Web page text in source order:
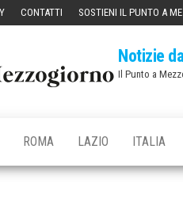
CONTATTI SOSTIENI IL PUNTO A
Notizie
Il Punto a
ROMA LAZIO ITALIA